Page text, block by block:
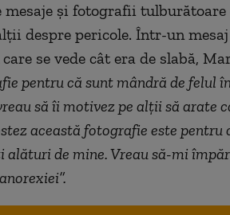
și fotografii tulburătoare
despre pericole. Într-un
se vede cât era de slabă,
pentru că sunt mândră de felul
să îi motivez pe alții să arate
această fotografie este pentru
de mine. Vreau să-mi